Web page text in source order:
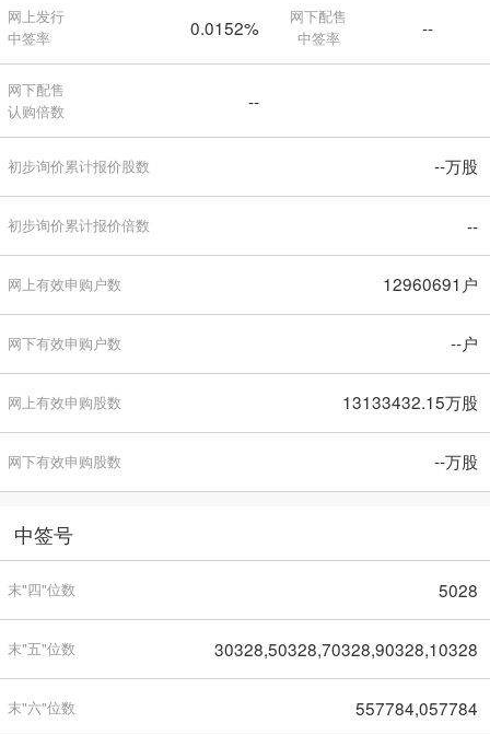
网上发行
中签率
0.0152%
网下配售
中签率
--
网下配售
认购倍数
--
初步询价累计报价股数 --万股
初步询价累计报价倍数 --
网上有效申购户数 12960691户
网下有效申购户数 --户
网上有效申购股数 13133432.15万股
网下有效申购股数 --万股
中签号
末"四"位数 5028
末"五"位数 30328,50328,70328,90328,10328
末"六"位数 557784,057784